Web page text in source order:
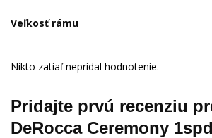
Veľkosť rámu
Nikto zatiaľ nepridal hodnotenie.
Pridajte prvú recenziu
DeRocca Ceremony